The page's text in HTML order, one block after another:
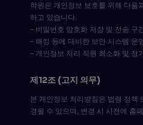
학원은 개인정보 보호를 위해 다음
하고 있습니다.
– 비밀번호 암호화 저장 및 전송 구
– 해킹 등에 대비한 보안 시스템 운
– 개인정보 처리 직원 최소화 및 정
제12조 (고지 의무)
본 개인정보 처리방침은 법령 정책
경될 수 있으며, 변경 시 사전에 홈